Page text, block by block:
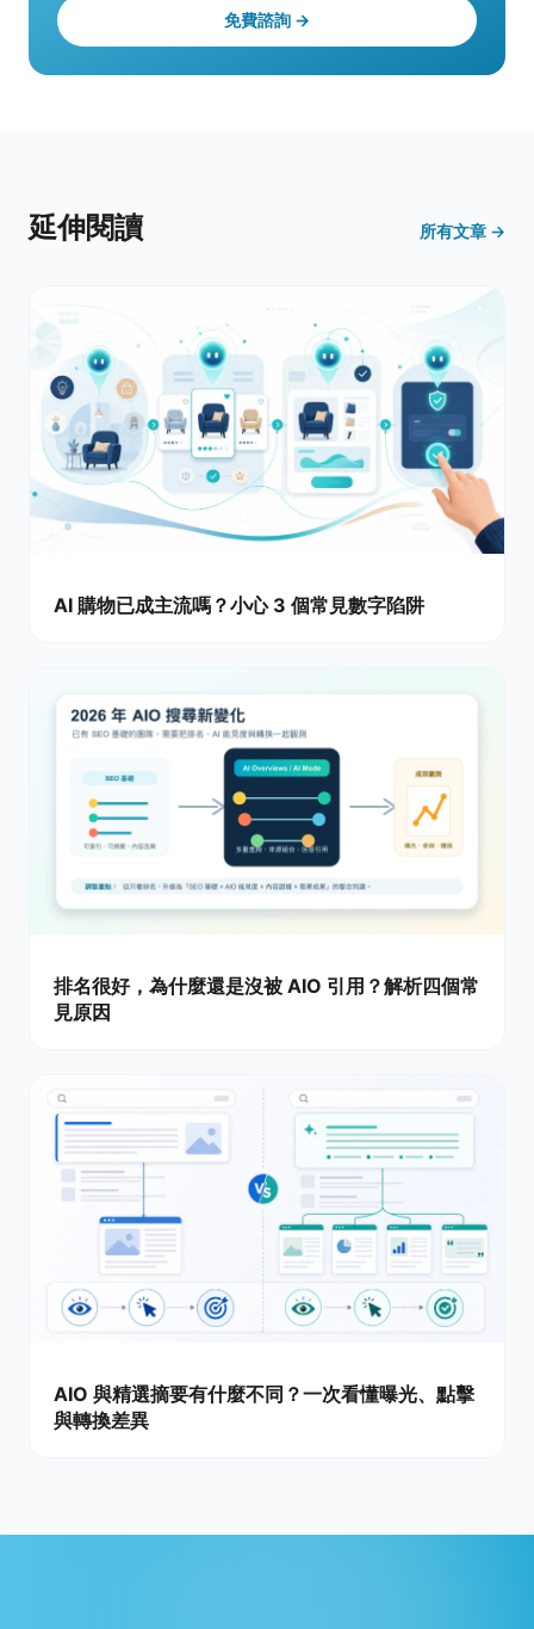
免費諮詢 →
延伸閱讀 所有文章 →
AI 購物已成主流嗎？小心 3 個常見數字陷阱
排名很好，為什麼還是沒被 AIO 引用？解析四個常
見原因
AIO 與精選摘要有什麼不同？一次看懂曝光、點擊
與轉換差異